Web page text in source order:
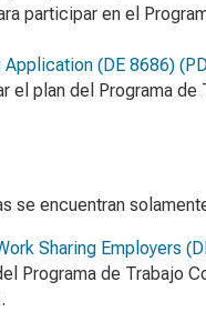
participar en el
Application (DE 8686)
el plan del Programa de
se encuentran
Sharing Employers
Programa de Trabajo